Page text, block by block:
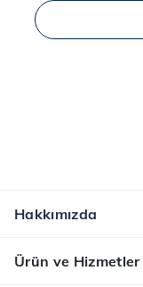
Hakkımızda
Ürün ve Hizmetler